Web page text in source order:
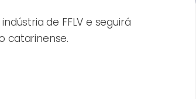
de FFLV e seguirá
catarinense.